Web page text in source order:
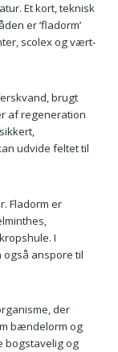
Et kort, teknisk
er ’fladorm’
scolex og vært-
brugt
af regeneration
udvide feltet til
Fladorm er
I
også anspore til
der
bændelorm og
bogstavelig og